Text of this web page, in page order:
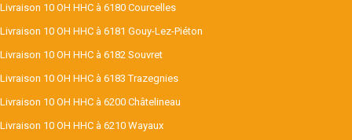
Livraison 10 OH HHC à 6180 Courcelles
Livraison 10 OH HHC à 6181 Gouy-Lez-Piéton
Livraison 10 OH HHC à 6182 Souvret
Livraison 10 OH HHC à 6183 Trazegnies
Livraison 10 OH HHC à 6200 Châtelineau
Livraison 10 OH HHC à 6210 Wayaux